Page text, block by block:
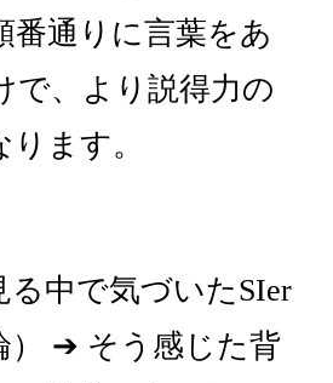
番通りに言葉をあ
で、より説得力の
ます。
る中で気づいたSIer
） ➔ そう感じた背